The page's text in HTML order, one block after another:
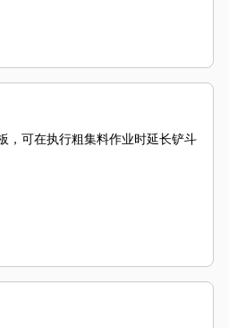
，可在执行粗集料作业时延长铲斗